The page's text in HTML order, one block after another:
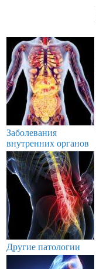
Заболевания
внутренних органов
Другие патологии